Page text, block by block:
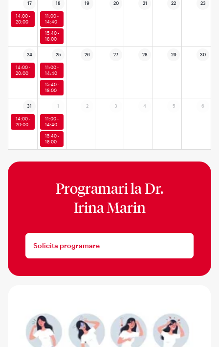
17 18 19 20 21 22 23
14:00 -
20:00
11:00 -
14:40
15:40 -
18:00
24 25 26 27 28 29 30
14:00 -
20:00
11:00 -
14:40
15:40 -
18:00
31 1 2 3 4 5 6
14:00 -
20:00
11:00 -
14:40
15:40 -
18:00
Programari laDr.
Irina Marin
Solicita programare